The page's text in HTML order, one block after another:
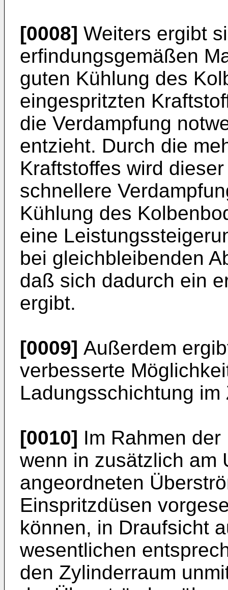
[0008] Weiters ergibt
erfindungsgemäßen
guten Kühlung des
eingespritzten
die Verdampfung
entzieht. Durch die
Kraftstoffes wird
schnellere
Kühlung des
eine
bei gleichbleibenden
daß sich dadurch ein
ergibt.
[0009] Außerdem
verbesserte
Ladungsschichtung im
[0010] Im Rahmen
wenn in zusätzlich am
angeordneten
Einspritzdüsen
können, in Draufsicht
wesentlichen
den Zylinderraum